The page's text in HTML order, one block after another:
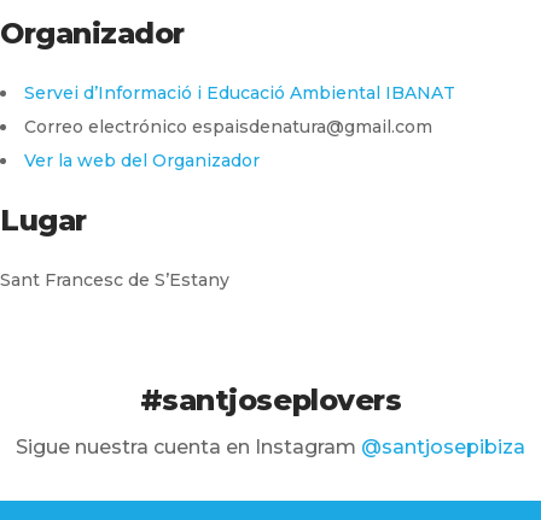
Organizador
Servei d’Informació i Educació Ambiental IBANAT
Correo electrónico espaisdenatura@gmail.com
Ver la web del Organizador
Lugar
Sant Francesc de S’Estany
#santjoseplovers
Sigue nuestra cuenta en Instagram @santjosepibiza